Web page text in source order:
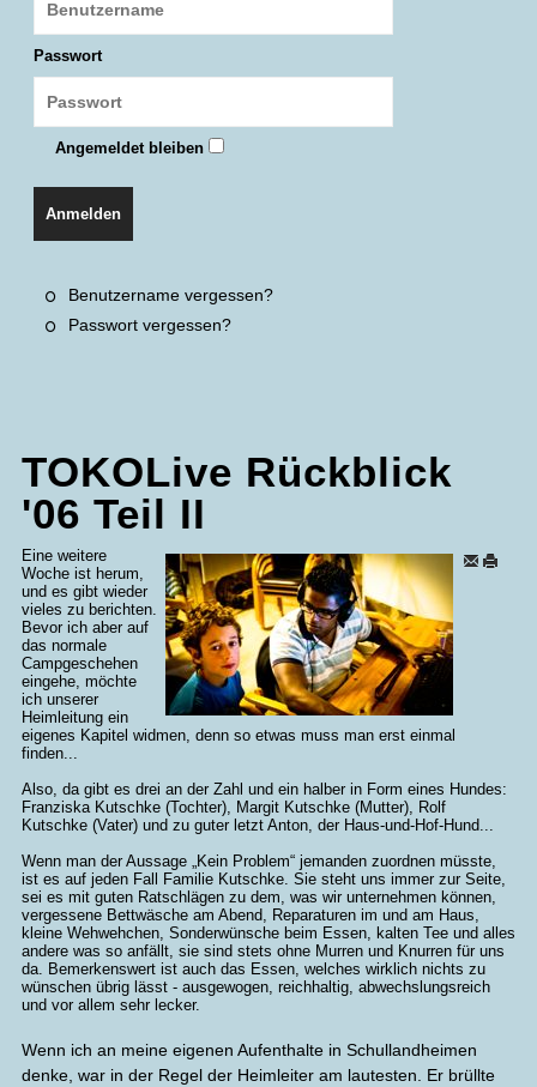
Passwort
Angemeldet bleiben
Anmelden
Benutzername vergessen?
Passwort vergessen?
TOKOLive Rückblick
'06 Teil II
Eine weitere
Woche ist herum,
und es gibt wieder
vieles zu berichten.
Bevor ich aber auf
das normale
Campgeschehen
eingehe, möchte
ich unserer
Heimleitung ein
eigenes Kapitel widmen, denn so etwas muss man erst einmal
finden...
Also, da gibt es drei an der Zahl und ein halber in Form eines Hundes:
Franziska Kutschke (Tochter), Margit Kutschke (Mutter), Rolf
Kutschke (Vater) und zu guter letzt Anton, der Haus-und-Hof-Hund...
Wenn man der Aussage „Kein Problem“ jemanden zuordnen müsste,
ist es auf jeden Fall Familie Kutschke. Sie steht uns immer zur Seite,
sei es mit guten Ratschlägen zu dem, was wir unternehmen können,
vergessene Bettwäsche am Abend, Reparaturen im und am Haus,
kleine Wehwehchen, Sonderwünsche beim Essen, kalten Tee und alles
andere was so anfällt, sie sind stets ohne Murren und Knurren für uns
da. Bemerkenswert ist auch das Essen, welches wirklich nichts zu
wünschen übrig lässt - ausgewogen, reichhaltig, abwechslungsreich
und vor allem sehr lecker.
Wenn ich an meine eigenen Aufenthalte in Schullandheimen
denke, war in der Regel der Heimleiter am lautesten. Er brüllte